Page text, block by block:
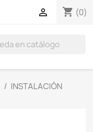
shopping_cart (0)

INSTALACIÓN